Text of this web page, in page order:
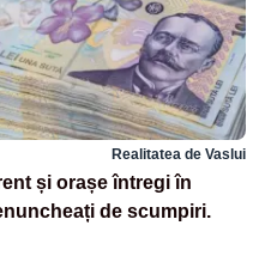
Realitatea de Vaslui
și orașe întregi în
de scumpiri.